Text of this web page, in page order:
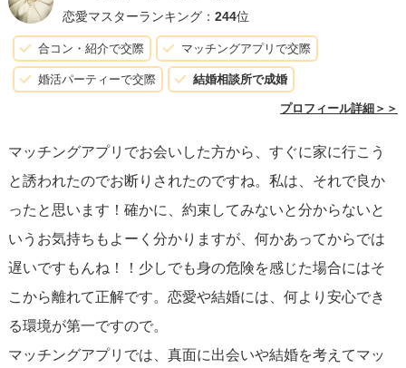
いるアプリもあります 。
結局、マッチングアプリでも結婚相談所でも、自分自身の
安全を守るための工夫と注意が必要です。結婚相談所を選
ート体制を持っているかを事前に確認し 、信頼できるとこ
ろを選ぶことが重要です。どちらにせよ、初めて会う際に
は人通りの多い公共の場所を選び、家への誘いは断るな
ど、リスク回避の行動を取ることが肝心です。
安全性を重視する場合は結婚相談所の利用を検討してみて
も良いでしょうが、必ずしもマッチングアプリが不適切と
は限りません。自身の求める関係性や利便性、セキュリテ
恋愛マスターランキング： 244位
合コン・紹介で交際 マッチングアプリで交際
婚活パーティーで交際 結婚相談所で成婚
プロフィール詳細＞＞
マッチングアプリでお会いした方から、すぐに家に行こう
と誘われたのでお断りされたのですね。私は、それで良か
ったと思います！確かに、約束してみないと分からないと
いうお気持ちもよーく分かりますが、何かあってからでは
遅いですもんね！！少しでも身の危険を感じた場合にはそ
こから離れて正解です。恋愛や結婚には、何より安心でき
る環境が第一ですので。
マッチングアプリでは、真面に出会いや結婚を考えてマッ